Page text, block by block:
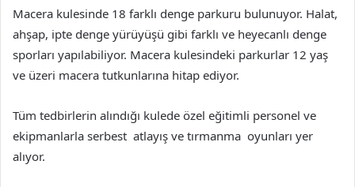
Macera kulesinde 18 farklı denge parkuru bulunuyor. Halat,
ahşap, ipte denge yürüyüşü gibi farklı ve heyecanlı denge
sporları yapılabiliyor. Macera kulesindeki parkurlar 12 yaş
ve üzeri macera tutkunlarına hitap ediyor.
Tüm tedbirlerin alındığı kulede özel eğitimli personel ve
ekipmanlarla serbest atlayış ve tırmanma oyunları yer
alıyor.